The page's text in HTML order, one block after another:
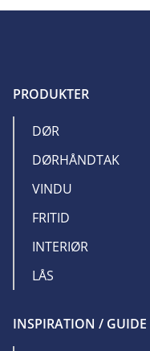
PRODUKTER
DØR
DØRHÅNDTAK
VINDU
FRITID
INTERIØR
LÅS
INSPIRATION / GUIDE